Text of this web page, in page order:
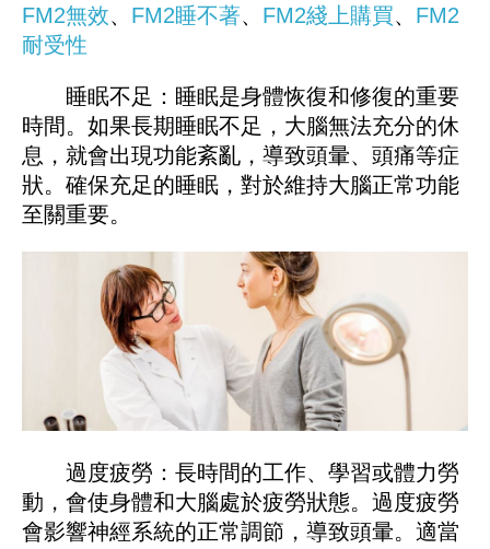
FM2無效、 FM2睡不著、 FM2綫上購買、 FM2
耐受性
睡眠不足：睡眠是身體恢復和修復的重要
時間。如果長期睡眠不足，大腦無法充分的休
息，就會出現功能紊亂，導致頭暈、頭痛等症
狀。確保充足的睡眠，對於維持大腦正常功能
至關重要。
過度疲勞：長時間的工作、學習或體力勞
動，會使身體和大腦處於疲勞狀態。過度疲勞
會影響神經系統的正常調節，導致頭暈。適當